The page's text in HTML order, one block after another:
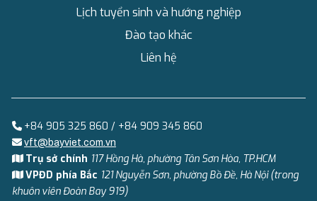
Lịch tuyển sinh và hướng nghiệp
Đào tạo khác
Liên hệ
+84 905 325 860 / +84 909 345 860
vft@bayviet.com.vn
Trụ sở chính 117 Hồng Hà, phường Tân Sơn Hòa, TP.HCM
VPĐD phía Bắc 121 Nguyễn Sơn, phường Bồ Đề, Hà Nội (trong
khuôn viên Đoàn Bay 919)